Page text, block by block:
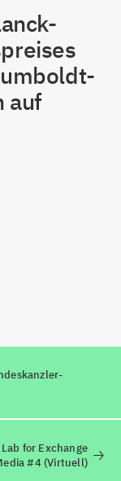
auf
for Exchange
#4 (Virtuell)